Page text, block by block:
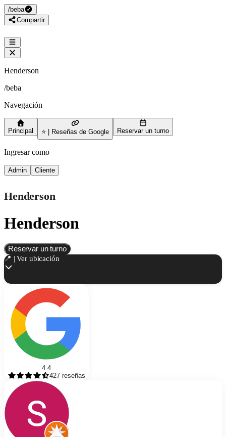
/beba
Compartir
Henderson
/beba
Navegación
Principal ⭐ | Reseñas de Google Reservar un turno
Ingresar como
Admin Cliente
Henderson
Henderson
Reservar un turno
📍 | Ver ubicación
4.4
427 reseñas